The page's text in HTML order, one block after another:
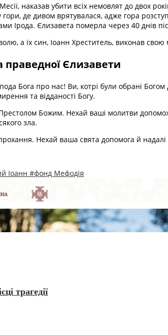
наказав убити всіх немовлят до двох
де дивом врятувалася, адже гора
Ірода. Єлизавета померла через 40 днів
а їх син, Іоанн Хреститель, виконав
праведної Єлизавети
Бога про нас! Ви, котрі були обрані
та відданості Богу.
Престолом Божим. Нехай ваші молитви
зла.
Нехай ваша свята допомога й
Іоанн #фонд Мефодія
трагедії